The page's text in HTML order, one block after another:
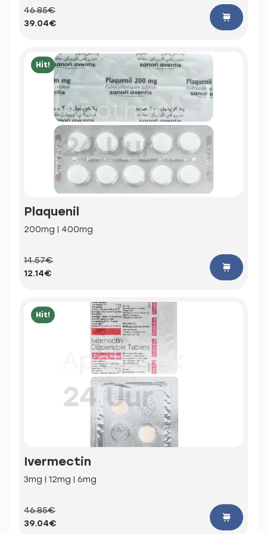
46.85€
39.04€
Hit!
Plaquenil
200mg | 400mg
14.57€
12.14€
Hit!
Ivermectin
3mg | 12mg | 6mg
46.85€
39.04€